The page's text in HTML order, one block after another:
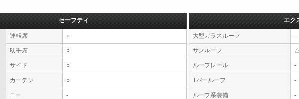
セーフティ
運転席 ○
助手席 ○
サイド ○
カーテン ○
ニー -
エク
大型ガラスルーフ -
サンルーフ △
ルーフレール -
Tバールーフ -
ルーフ系装備 -